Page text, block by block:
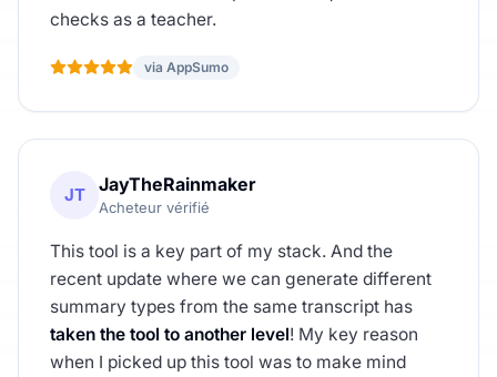
checks as a teacher.
via AppSumo
JT JayTheRainmaker
Acheteur vérifié
This tool is a key part of my stack. And the
recent update where we can generate different
summary types from the same transcript has
taken the tool to another level! My key reason
when I picked up this tool was to make mind